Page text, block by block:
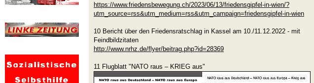
https://www.friedensbewegung.ch/2023/06/13/friedensgipfel-in-wien/?
utm_source=rss&utm_medium=rss&utm_campaign=friedensgipfel-in-wien
10 Bericht über den Friedensratschlag in Kassel am 10./11.12.2022 - mit
Feindbildzitaten
http://www.nrhz.de/flyer/beitrag.php?id=28369
11 Flugblatt "NATO raus – KRIEG aus"